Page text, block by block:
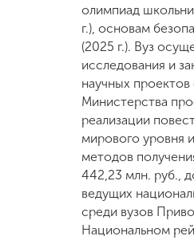
олимпиад
г.), основам
(2025 г.). Вуз
исследования и
научных
Министерства
реализации
мирового уровня
методов
442,23 млн. руб.,
ведущих
среди вузов
Национальном